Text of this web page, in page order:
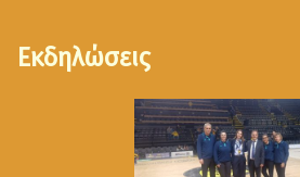
Εκδηλώσεις